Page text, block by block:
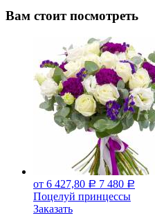
Вам стоит посмотреть
от 6 427,80 Р 7 480 Р
Поцелуй принцессы
Заказать